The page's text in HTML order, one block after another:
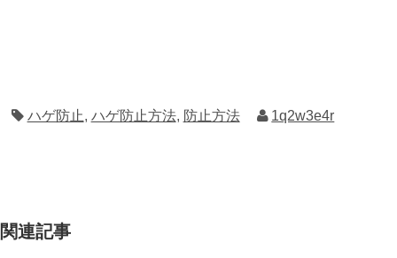
ハゲ防止, ハゲ防止方法, 防止方法 1q2w3e4r
関連記事